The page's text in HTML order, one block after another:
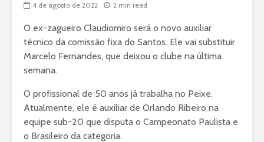
4 de agosto de 2022 2 min read
O ex-zagueiro Claudiomiro será o novo auxiliar
técnico da comissão fixa do Santos. Ele vai substituir
Marcelo Fernandes, que deixou o clube na última
semana.
O profissional de 50 anos já trabalha no Peixe.
Atualmente, ele é auxiliar de Orlando Ribeiro na
equipe sub-20 que disputa o Campeonato Paulista e
o Brasileiro da categoria.